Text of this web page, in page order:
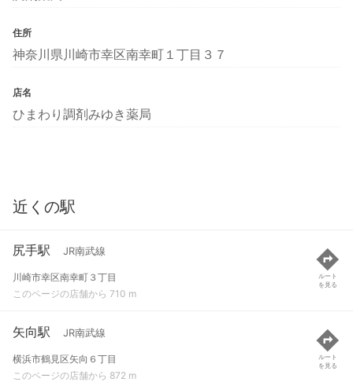
住所
神奈川県川崎市幸区南幸町１丁目３７
店名
ひまわり調剤みゆき薬局
近くの駅
尻手駅 JR南武線
川崎市幸区南幸町３丁目
このページの店舗から 710 m
ルート
を見る
矢向駅 JR南武線
横浜市鶴見区矢向６丁目
このページの店舗から 872 m
ルート
を見る